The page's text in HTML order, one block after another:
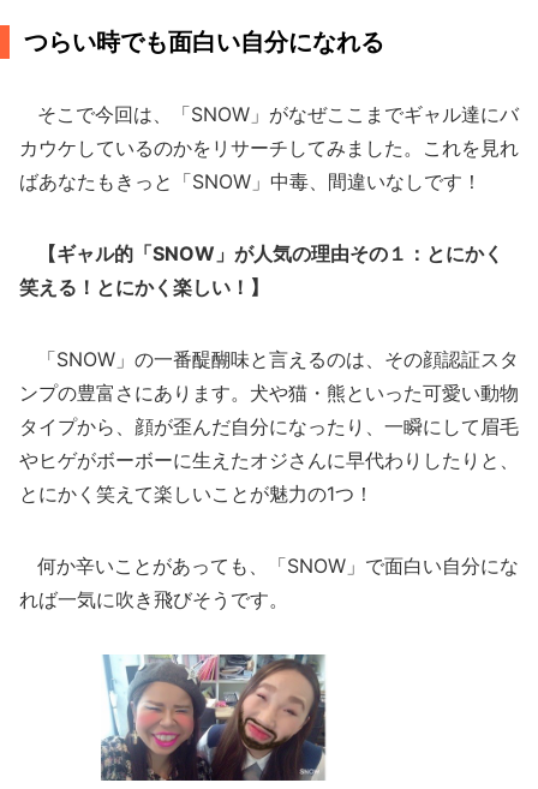
つらい時でも面白い自分になれる
そこで今回は、「SNOW」がなぜここまでギャル達にバ
カウケしているのかをリサーチしてみました。これを見れ
ばあなたもきっと「SNOW」中毒、間違いなしです！
【ギャル的「SNOW」が人気の理由その１：とにかく
笑える！とにかく楽しい！】
「SNOW」の一番醍醐味と言えるのは、その顔認証スタ
ンプの豊富さにあります。犬や猫・熊といった可愛い動物
タイプから、顔が歪んだ自分になったり、一瞬にして眉毛
やヒゲがボーボーに生えたオジさんに早代わりしたりと、
とにかく笑えて楽しいことが魅力の1つ！
何か辛いことがあっても、「SNOW」で面白い自分にな
れば一気に吹き飛びそうです。